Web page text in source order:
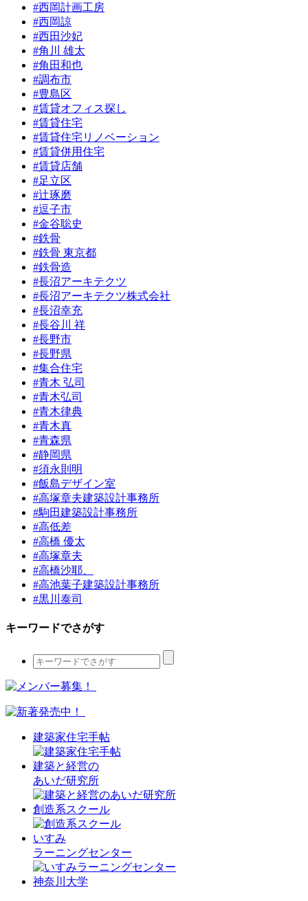
#西岡計画工房
#西岡諒
#西田沙妃
#角川 雄太
#角田和也
#調布市
#豊島区
#賃貸オフィス探し
#賃貸住宅
#賃貸住宅リノベーション
#賃貸併用住宅
#賃貸店舗
#足立区
#辻琢磨
#逗子市
#金谷聡史
#鉄骨
#鉄骨 東京都
#鉄骨造
#長沼アーキテクツ
#長沼アーキテクツ株式会社
#長沼幸充
#長谷川 祥
#長野市
#長野県
#集合住宅
#青木 弘司
#青木弘司
#青木律典
#青木真
#青森県
#静岡県
#須永則明
#飯島デザイン室
#高塚章夫建築設計事務所
#駒田建築設計事務所
#高低差
#高橋 優太
#高塚章夫
#高橋沙耶、
#高池葉子建築設計事務所
#黒川泰司
キーワードでさがす
建築家住宅手帖
建築と経営の
あいだ研究所
創造系スクール
いすみ
ラーニングセンター
神奈川大学